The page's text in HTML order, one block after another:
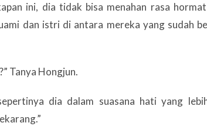
ini, dia tidak bisa menahan rasa
dan istri di antara mereka yang sudah
Tanya Hongjun.
dia dalam suasana hati yang